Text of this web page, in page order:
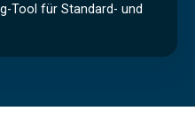
Tool für Standard- und